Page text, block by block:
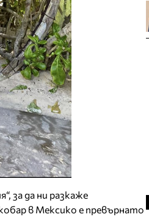
за да ни разкаже
в Мексико е превърнато